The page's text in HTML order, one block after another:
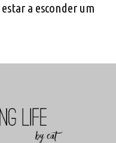
a esconder um